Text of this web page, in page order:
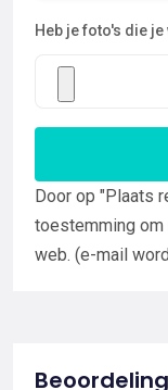
Heb je foto's die je
Door op "Plaats
toestemming om
web. (e-mail